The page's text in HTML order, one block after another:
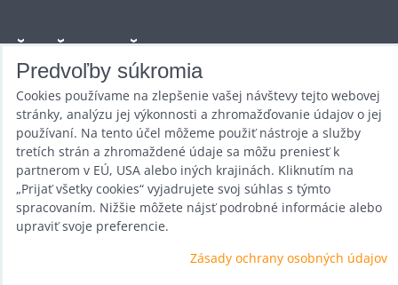
ĎALŠIE SLUŽBY
Zábava na Vašu akciu
Požičovňa
Promotéri
Kurzy a stretnutia
Veľkoobchod
Predvoľby súkromia
Cookies používame na zlepšenie vašej návštevy tejto webovej
stránky, analýzu jej výkonnosti a zhromažďovanie údajov o jej
používaní. Na tento účel môžeme použiť nástroje a služby
tretích strán a zhromaždené údaje sa môžu preniesť k
partnerom v EÚ, USA alebo iných krajinách. Kliknutím na
„Prijať všetky cookies“ vyjadrujete svoj súhlas s týmto
spracovaním. Nižšie môžete nájsť podrobné informácie alebo
upraviť svoje preferencie.
Zásady ochrany osobných údajov